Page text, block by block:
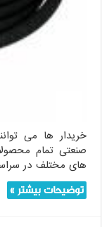
خریدار ها می
صنعتی تمام
های مختلف در
توضیحات بیشتر »